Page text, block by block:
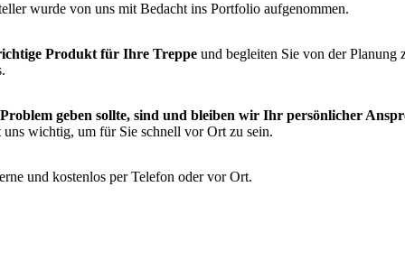
wurde von uns mit Bedacht ins Portfolio aufgenommen.
Produkt für Ihre Treppe und begleiten Sie von der Planung
geben sollte, sind und bleiben wir Ihr persönlicher
uns wichtig, um für Sie schnell vor Ort zu sein.
und kostenlos per Telefon oder vor Ort.